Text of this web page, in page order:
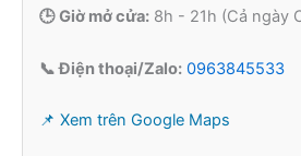
🕒 Giờ mở cửa: 8h - 21h (Cả ngày
📞 Điện thoại/Zalo: 0963845533
📌 Xem trên Google Maps